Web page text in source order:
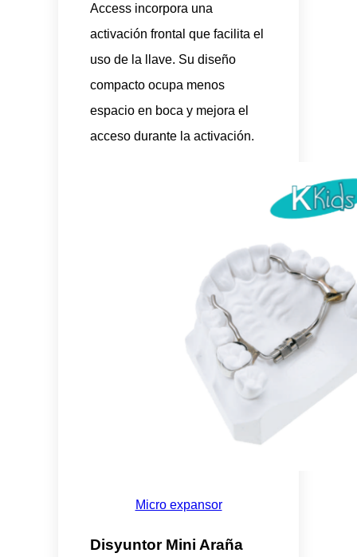
Access incorpora una
activación frontal que facilita el
uso de la llave. Su diseño
compacto ocupa menos
espacio en boca y mejora el
acceso durante la activación.
Micro expansor
Disyuntor Mini Araña